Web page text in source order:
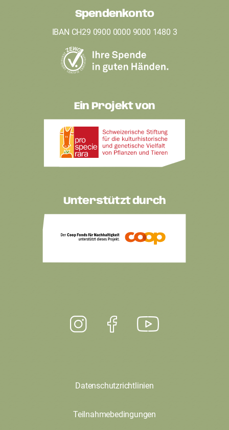
Spendenkonto
IBAN CH29 0900 0000 9000 1480 3
Ein Projekt von
Unterstützt durch
Datenschutzrichtlinien
Teilnahmebedingungen